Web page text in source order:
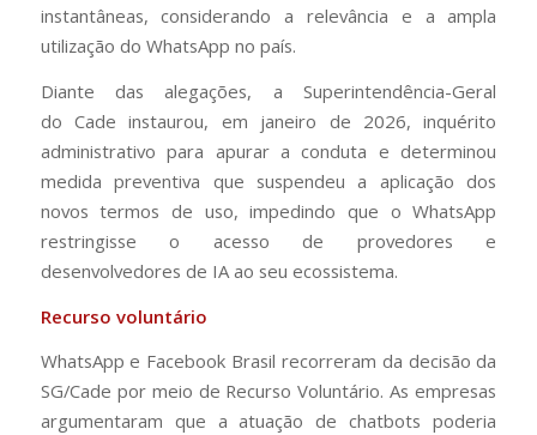
instantâneas, considerando a relevância e a ampla
utilização do WhatsApp no país.
Diante das alegações, a Superintendência-Geral
do Cade instaurou, em janeiro de 2026, inquérito
administrativo para apurar a conduta e determinou
medida preventiva que suspendeu a aplicação dos
novos termos de uso, impedindo que o WhatsApp
restringisse o acesso de provedores e
desenvolvedores de IA ao seu ecossistema.
Recurso voluntário
WhatsApp e Facebook Brasil recorreram da decisão da
SG/Cade por meio de Recurso Voluntário. As empresas
argumentaram que a atuação de chatbots poderia